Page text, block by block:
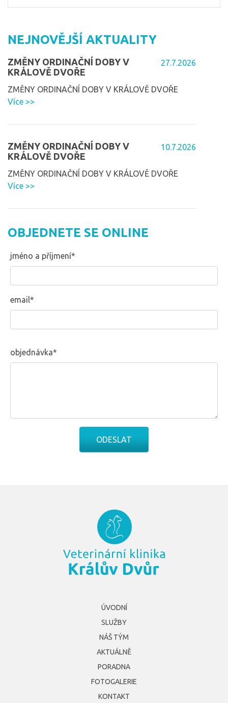
NEJNOVĚJŠÍ AKTUALITY
27.7.2026
ZMĚNY ORDINAČNÍ DOBY V
KRÁLOVĚ DVOŘE
ZMĚNY ORDINAČNÍ DOBY V KRÁLOVĚ DVOŘE
Více >>
10.7.2026
ZMĚNY ORDINAČNÍ DOBY V
KRÁLOVĚ DVOŘE
ZMĚNY ORDINAČNÍ DOBY V KRÁLOVĚ DVOŘE
Více >>
OBJEDNETE SE ONLINE
jméno a příjmení*
email*
objednávka*
ODESLAT
ÚVODNÍ
SLUŽBY
NÁŠ TÝM
AKTUÁLNĚ
PORADNA
FOTOGALERIE
KONTAKT